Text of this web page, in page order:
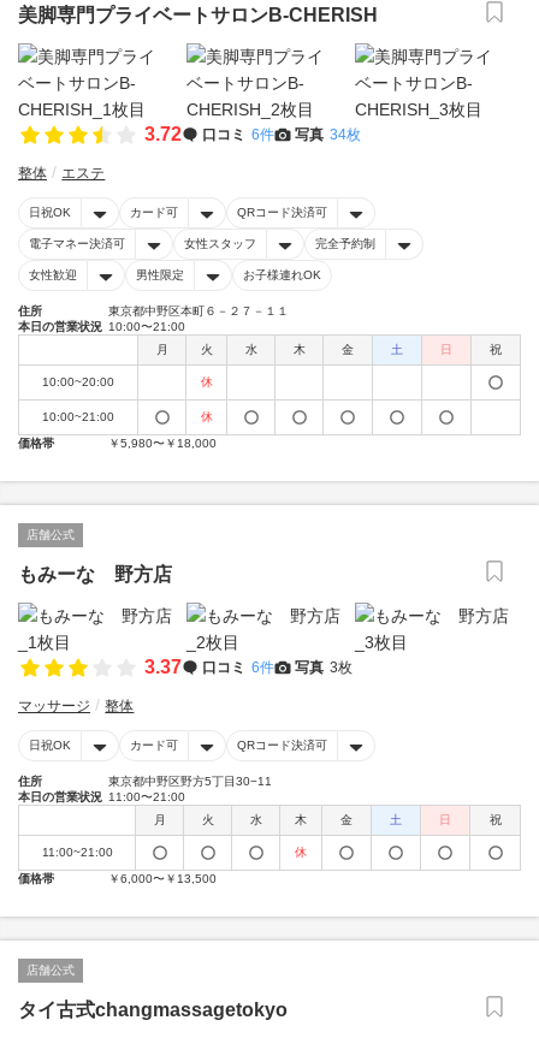
美脚専門プライベートサロンB-CHERISH
3.72 口コミ 6件 写真 34枚
整体 エステ
日祝OK カード可 QRコード決済可
電子マネー決済可 女性スタッフ 完全予約制
女性歓迎 男性限定 お子様連れOK
住所
東京都中野区本町６－２７－１１
本日の営業状況 10:00〜21:00
月
火 水 木 金 土 日 祝
10:00~20:00 休
10:00~21:00
休
価格帯
￥5,980〜￥18,000
店舗公式
もみーな 野方店
3.37 口コミ 6件 写真 3枚
マッサージ 整体
日祝OK カード可 QRコード決済可
住所
東京都中野区野方5丁目30−11
本日の営業状況 11:00〜21:00
月
火 水 木 金 土 日 祝
11:00~21:00
休
価格帯
￥6,000〜￥13,500
店舗公式
タイ古式changmassagetokyo